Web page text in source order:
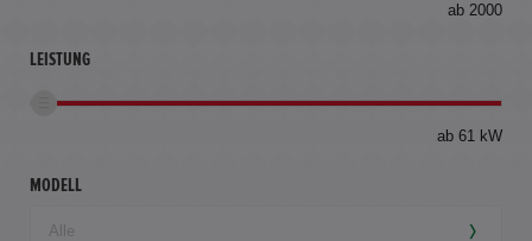
ab 2000
LEISTUNG
ab 61 kW
MODELL